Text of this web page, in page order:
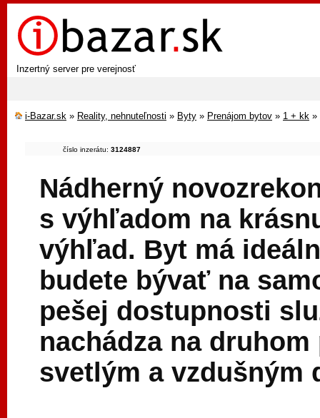
Inzertný server pre verejnosť
i-Bazar.sk » Reality, nehnuteľnosti » Byty » Prenájom bytov » 1 + kk »
číslo inzerátu: 3124887
Nádherný
s výhľadom na
výhľad. Byt má
budete bývať na
pešej dostupnosti
nachádza na
svetlým a vzdušným